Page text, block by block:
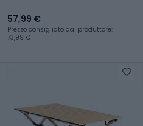
57,99 €
Prezzo consigliato dal produttore:
73,99 €